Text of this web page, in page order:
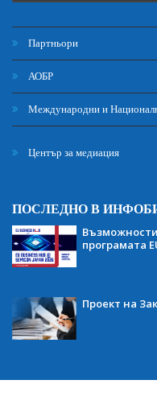
Партньори
АОБР
Международни и
Център за медиация
ПОСЛЕДНО В
програмата
Проект на